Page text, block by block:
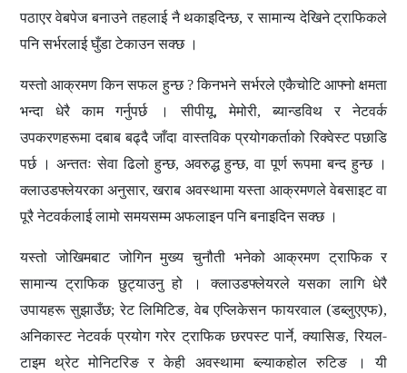
पठाएर वेबपेज बनाउने तहलाई नै थकाइदिन्छ,र सामान्य देखिने ट्राफिकले
पनि सर्भरलाई घुँडा टेकाउन सक्छ ।
यस्तो आक्रमण किन सफल हुन्छ?किनभने सर्भरले एकैचोटि आफ्नो क्षमता
भन्दा धेरै काम गर्नुपर्छ
। सीपीयू,मेमोरी,ब्यान्डविथ र नेटवर्क
उपकरणहरूमा दबाब बढ्दै जाँदा वास्तविक प्रयोगकर्ताको रिक्वेस्ट पछाडि
पर्छ । अन्ततः सेवा ढिलो हुन्छ, अवरुद्ध हुन्छ,वा पूर्ण रूपमा बन्द हुन्छ ।
क्लाउडफ्लेयरका अनुसार,खराब अवस्थामा यस्ता आक्रमणले वेबसाइट वा
पूरै नेटवर्कलाई लामो समयसम्म अफलाइन पनि बनाइदिन सक्छ ।
यस्तो जोखिमबाट जोगिन मुख्य चुनौती भनेको आक्रमण ट्राफिक र
सामान्य ट्राफिक छुट्याउनु हो
। क्लाउडफ्लेयरले यसका लागि धेरै
उपायहरू सुझाउँछ;रेट लिमिटिङ,वेब एप्लिकेसन फायरवाल (डब्लुएएफ),
अनिकास्ट नेटवर्क प्रयोग गरेर ट्राफिक छरपस्ट पार्ने,क्यासिङ,रियल-
टाइम थ्रेट मोनिटरिङ र केही अवस्थामा ब्ल्याकहोल रुटिङ
। यी